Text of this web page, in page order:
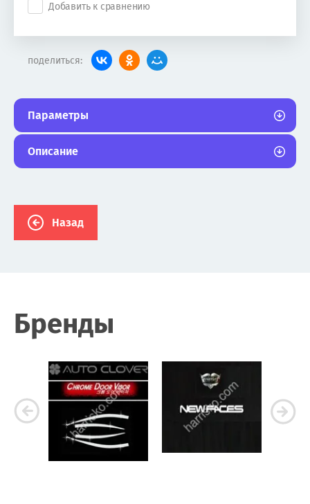
Добавить к сравнению
поделиться:
Параметры
Описание
Назад
Бренды